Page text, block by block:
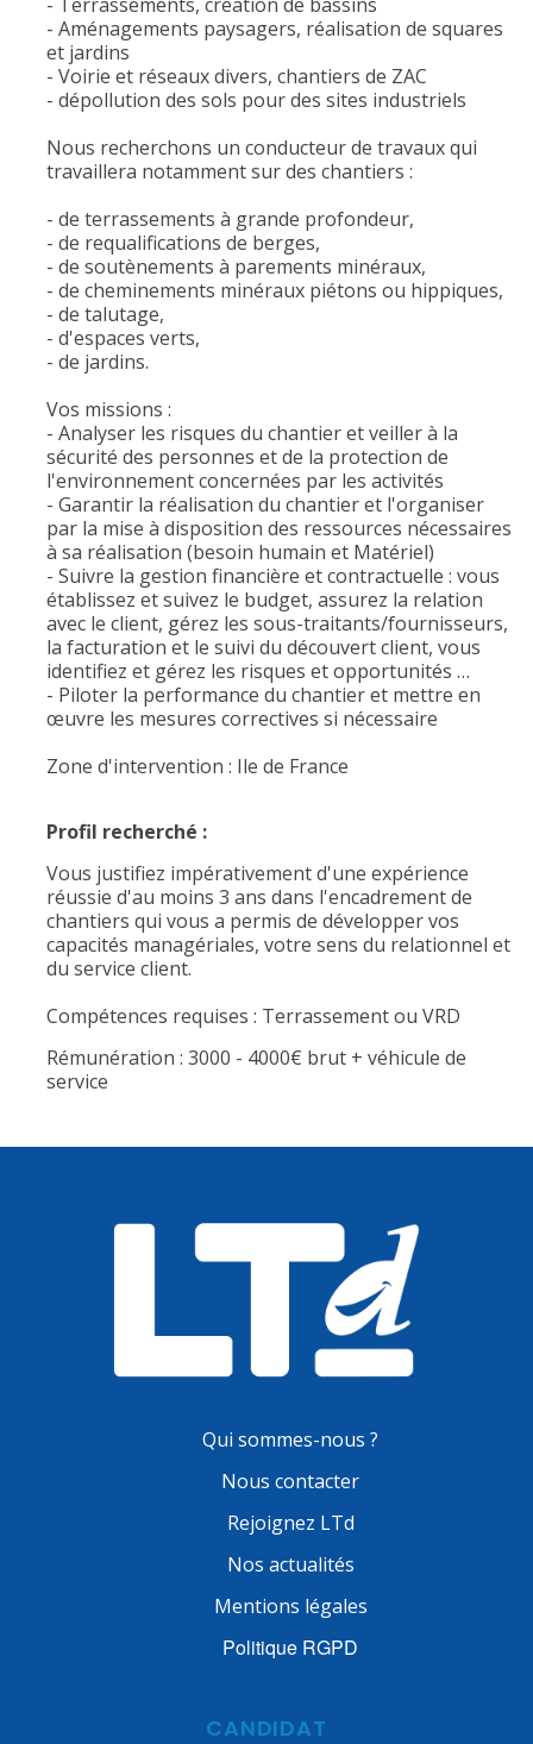
- Aménagements paysagers, réalisation de squares
et jardins
- Voirie et réseaux divers, chantiers de ZAC
- dépollution des sols pour des sites industriels
Nous recherchons un conducteur de travaux qui
travaillera notamment sur des chantiers :
- de terrassements à grande profondeur,
- de requalifications de berges,
- de soutènements à parements minéraux,
- de cheminements minéraux piétons ou hippiques,
- de talutage,
- d'espaces verts,
- de jardins.
Vos missions :
- Analyser les risques du chantier et veiller à la
sécurité des personnes et de la protection de
l'environnement concernées par les activités
- Garantir la réalisation du chantier et l'organiser
par la mise à disposition des ressources nécessaires
à sa réalisation (besoin humain et Matériel)
- Suivre la gestion financière et contractuelle : vous
établissez et suivez le budget, assurez la relation
avec le client, gérez les sous-traitants/fournisseurs,
la facturation et le suivi du découvert client, vous
identifiez et gérez les risques et opportunités …
- Piloter la performance du chantier et mettre en
œuvre les mesures correctives si nécessaire
Zone d'intervention : Ile de France
Profil recherché :
Vous justifiez impérativement d'une expérience
réussie d'au moins 3 ans dans l'encadrement de
chantiers qui vous a permis de développer vos
capacités managériales, votre sens du relationnel et
du service client.
Compétences requises : Terrassement ou VRD
Rémunération : 3000 - 4000€ brut + véhicule de
service
Qui sommes-nous ?
Nous contacter
Rejoignez LTd
Nos actualités
Mentions légales
Politique RGPD
CANDIDAT